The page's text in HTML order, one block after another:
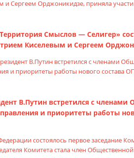
Смыслов — Селигер»
Киселевым и Сергеем
В.Путин встретился с
и приоритеты работы